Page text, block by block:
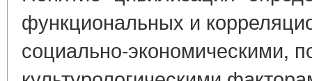
функциональных и
социально-экономическими,